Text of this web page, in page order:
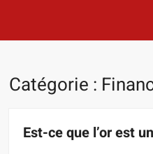
Catégorie :
Est-ce que l’or est